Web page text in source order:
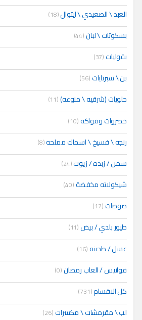
العبد \ الصعيدي \ ايتوال(18)
بسكوتات \ لبان(44)
بقوليات(37)
بن \ سبرتايات(56)
حلويات (شرقيه \ منوعه)(11)
خضروات وفواكة(10)
رنجه \ فسيخ \ اسماك مملحه(8)
سمن / زبده / زيوت(24)
شيكولاته مخفضة(40)
صوصات(17)
طيور بلدي / بيض(11)
عسل / طحينه(16)
فوانيس / العاب رمضان(0)
كل الاقسام(731)
لب \ مقرمشات \ مكسرات(26)